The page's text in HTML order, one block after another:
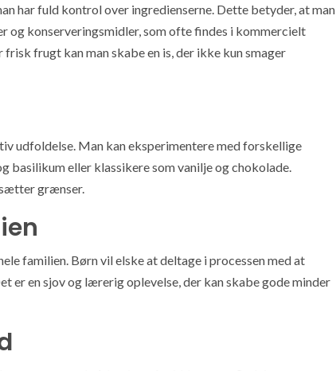
har fuld kontrol over ingredienserne. Dette betyder, at man
konserveringsmidler, som ofte findes i kommercielt
frugt kan man skabe en is, der ikke kun smager
udfoldelse. Man kan eksperimentere med forskellige
eller klassikere som vanilje og chokolade.
sætter grænser.
familien. Børn vil elske at deltage i processen med at
er en sjov og lærerig oplevelse, der kan skabe gode minder